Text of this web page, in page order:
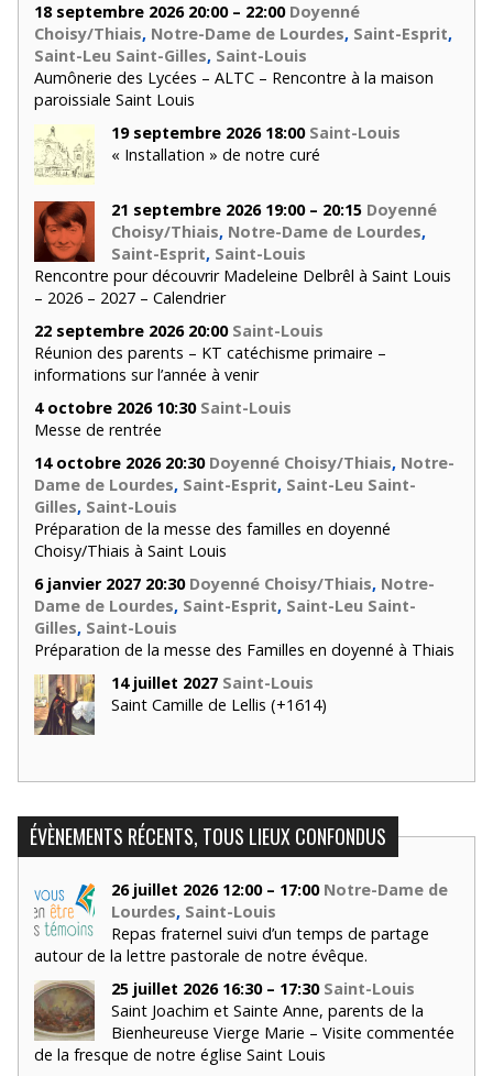
18 septembre 2026 20:00 – 22:00 Doyenné
Choisy/Thiais, Notre-Dame de Lourdes, Saint-Esprit,
Saint-Leu Saint-Gilles, Saint-Louis
Aumônerie des Lycées – ALTC – Rencontre à la maison
paroissiale Saint Louis
19 septembre 2026 18:00 Saint-Louis
« Installation » de notre curé
21 septembre 2026 19:00 – 20:15 Doyenné
Choisy/Thiais, Notre-Dame de Lourdes,
Saint-Esprit, Saint-Louis
Rencontre pour découvrir Madeleine Delbrêl à Saint Louis
– 2026 – 2027 – Calendrier
22 septembre 2026 20:00 Saint-Louis
Réunion des parents – KT catéchisme primaire –
informations sur l’année à venir
4 octobre 2026 10:30 Saint-Louis
Messe de rentrée
14 octobre 2026 20:30 Doyenné Choisy/Thiais, Notre-
Dame de Lourdes, Saint-Esprit, Saint-Leu Saint-
Gilles, Saint-Louis
Préparation de la messe des familles en doyenné
Choisy/Thiais à Saint Louis
6 janvier 2027 20:30 Doyenné Choisy/Thiais, Notre-
Dame de Lourdes, Saint-Esprit, Saint-Leu Saint-
Gilles, Saint-Louis
Préparation de la messe des Familles en doyenné à Thiais
14 juillet 2027 Saint-Louis
Saint Camille de Lellis (+1614)
ÉVÈNEMENTS RÉCENTS, TOUS LIEUX CONFONDUS
26 juillet 2026 12:00 – 17:00 Notre-Dame de
Lourdes, Saint-Louis
Repas fraternel suivi d’un temps de partage
autour de la lettre pastorale de notre évêque.
25 juillet 2026 16:30 – 17:30 Saint-Louis
Saint Joachim et Sainte Anne, parents de la
Bienheureuse Vierge Marie – Visite commentée
de la fresque de notre église Saint Louis